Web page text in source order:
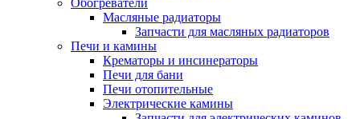
Обогреватели
Масляные радиаторы
Запчасти для масляных радиаторов
Печи и камины
Крематоры и инсинераторы
Печи для бани
Печи отопительные
Электрические камины